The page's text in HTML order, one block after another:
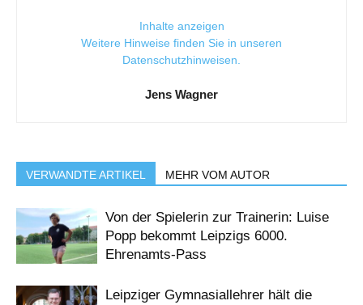
Inhalte anzeigen
Weitere Hinweise finden Sie in unseren
Datenschutzhinweisen.
Jens Wagner
VERWANDTE ARTIKEL MEHR VOM AUTOR
Von der Spielerin zur Trainerin: Luise
Popp bekommt Leipzigs 6000.
Ehrenamts-Pass
Leipziger Gymnasiallehrer hält die